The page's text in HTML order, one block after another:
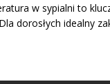
w sypialni to
dorosłych idealny